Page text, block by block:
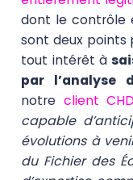
dont le contrôle
sont deux points
tout intérêt à
par l’analyse
notre client
capable
évolutions à
du Fichier des